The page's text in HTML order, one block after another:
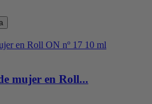
mujer en Roll...